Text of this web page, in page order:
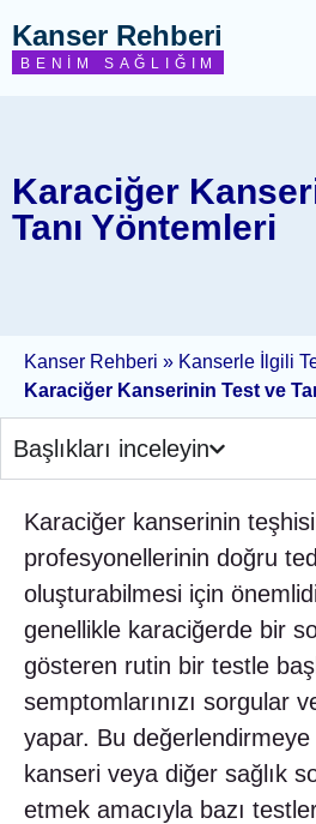
Kanser Rehberi
BENIM SAĞLIĞIM
Karaciğer
Tanı Yöntemleri
Kanser Rehberi » Kanserle İlgili
Karaciğer Kanserinin Test ve
Başlıkları inceleyin
Karaciğer kanserinin
profesyonellerinin doğru
oluşturabilmesi için
genellikle karaciğerde bir
gösteren rutin bir testle
semptomlarınızı sorgular
yapar. Bu
kanseri veya diğer sağlık
etmek amacıyla bazı